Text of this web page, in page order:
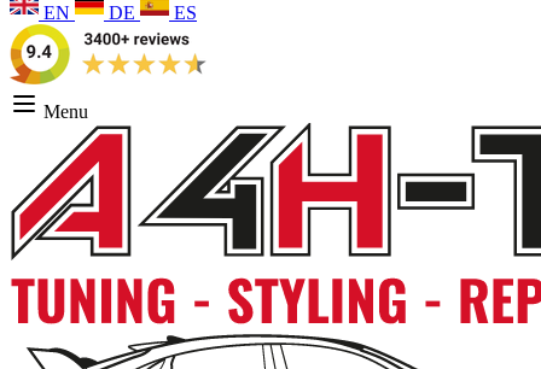
EN
DE ES
Menu